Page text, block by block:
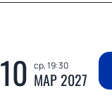
10 ср, 19:30
МАР 2027